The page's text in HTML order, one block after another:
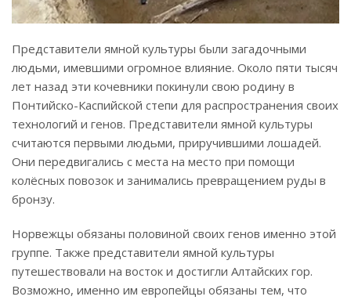
Представители ямной культуры были загадочными
людьми, имевшими огромное влияние. Около пяти тысяч
лет назад эти кочевники покинули свою родину в
Понтийско-Каспийской степи для распространения своих
технологий и генов. Представители ямной культуры
считаются первыми людьми, приручившими лошадей.
Они передвигались с места на место при помощи
колёсных повозок и занимались превращением руды в
бронзу.
Норвежцы обязаны половиной своих генов именно этой
группе. Также представители ямной культуры
путешествовали на восток и достигли Алтайских гор.
Возможно, именно им европейцы обязаны тем, что